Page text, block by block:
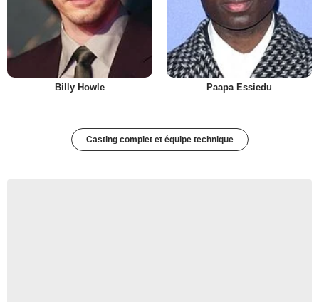
Billy Howle Paapa Essiedu
Casting complet et équipe technique